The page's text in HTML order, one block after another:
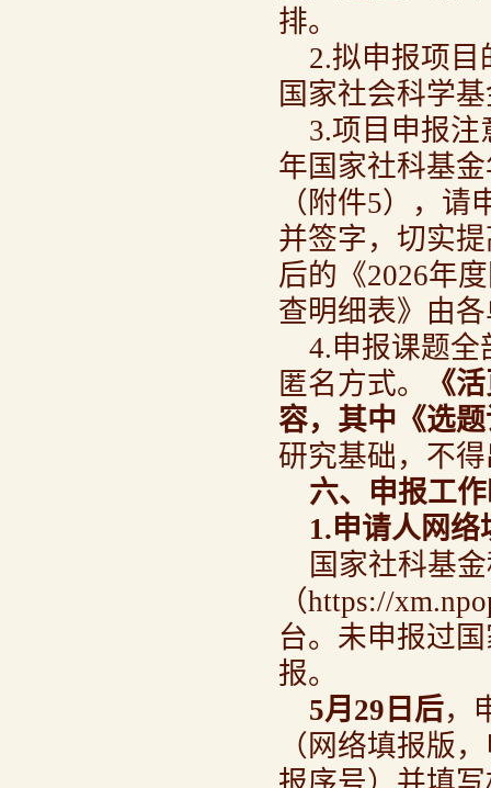
排。
2.拟申报项目
国家社会科学
3.项目申报注
年国家社科基
（附件5），
并签字，切实
后的《2026年
查明细表》由
4.申报课题
匿名方式。
《
容，其中《选
研究基础，不
六、申报工
1.申请人网络
国家社科基
（https://
台。未申报过
报。
5月29日后，
（网络填报版